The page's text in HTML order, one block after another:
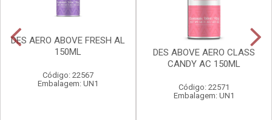
DES AERO ABOVE FRESH AL
150ML
Código: 22567
Embalagem: UN1
DES ABOVE AERO CLASS
CANDY AC 150ML
Código: 22571
Embalagem: UN1